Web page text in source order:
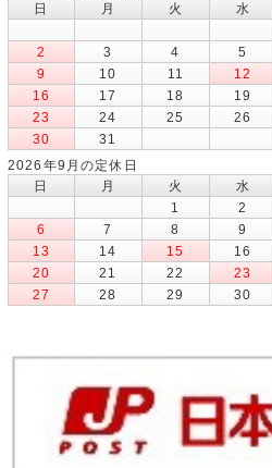
日
月 火 水
2
3 4 5
9
10 11 12
16
17 18 19
23
24 25 26
30
31
2026年9月の定休日
日
月 火 水
1
2
6
7 8 9
13
14 15 16
20
21 22 23
27
28 29
30